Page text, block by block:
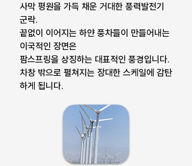
사막 평원을 가득 채운 거대한 풍력발전기
군락.
끝없이 이어지는 하얀 풍차들이 만들어내는
이국적인 장면은
팜스프링을 상징하는 대표적인 풍경입니다.
차창 밖으로 펼쳐지는 장대한 스케일에 감탄
하게 됩니다.